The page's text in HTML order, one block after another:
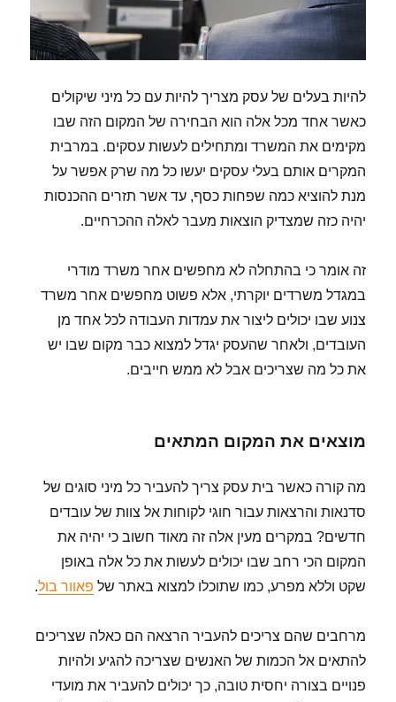
להיות בעלים של עסק מצריך להיות עם כל מיני שיקולים
כאשר אחד מכל אלה הוא הבחירה של המקום הזה שבו
מקימים את המשרד ומתחילים לעשות עסקים. במרבית
המקרים אותם בעלי עסקים יעשו כל מה שרק אפשר על
מנת להוציא כמה שפחות כסף, עד אשר תזרים ההכנסות
יהיה כזה שמצדיק הוצאות מעבר לאלה ההכרחיים.
זה אומר כי בהתחלה לא מחפשים אחר משרד מודרי
במגדל משרדים יוקרתי, אלא פשוט מחפשים אחר משרד
צנוע שבו יכולים ליצור את עמדות העבודה לכל אחד מן
העובדים, ולאחר שהעסק יגדל למצוא כבר מקום שבו יש
את כל מה שצריכים אבל לא ממש חייבים.
מוצאים את המקום המתאים
מה קורה כאשר בית עסק צריך להעביר כל מיני סוגים של
סדנאות והרצאות עבור חוגי לקוחות אל צוות של עובדים
חדשים? במקרים מעין אלה זה מאוד חשוב כי יהיה את
המקום הכי רחב שבו יכולים לעשות את כל אלה באופן
שקט וללא מפרע, כמו שתוכלו למצוא באתר של פאוור בול.
מרחבים שהם צריכים להעביר הרצאה הם כאלה שצריכים
להתאים אל הכמות של האנשים שצריכה להגיע ולהיות
פנויים בצורה יחסית טובה, כך יכולים להעביר את מועדי